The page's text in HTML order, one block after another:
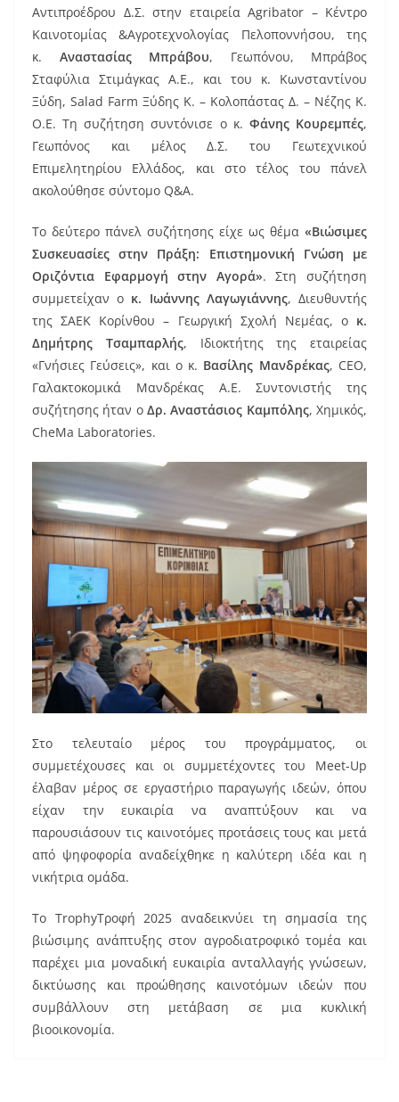
Αντιπροέδρου Δ.Σ. στην εταιρεία Agribator – Κέντρο
Καινοτομίας &Αγροτεχνολογίας Πελοποννήσου, της
κ. Αναστασίας Μπράβου, Γεωπόνου, Μπράβος
Σταφύλια Στιμάγκας Α.Ε., και του κ. Κωνσταντίνου
Ξύδη, Salad Farm Ξύδης Κ. – Κολοπάστας Δ. – Νέζης Κ.
Ο.Ε. Τη συζήτηση συντόνισε ο κ. Φάνης Κουρεμπές,
Γεωπόνος και μέλος Δ.Σ. του Γεωτεχνικού
Επιμελητηρίου Ελλάδος, και στο τέλος του πάνελ
ακολούθησε σύντομο Q&A.
Το δεύτερο πάνελ συζήτησης είχε ως θέμα «Βιώσιμες
Συσκευασίες στην Πράξη: Επιστημονική Γνώση με
Οριζόντια Εφαρμογή στην Αγορά». Στη συζήτηση
συμμετείχαν ο κ. Ιωάννης Λαγωγιάννης, Διευθυντής
της ΣΑΕΚ Κορίνθου – Γεωργική Σχολή Νεμέας, ο κ.
Δημήτρης Τσαμπαρλής, Ιδιοκτήτης της εταιρείας
«Γνήσιες Γεύσεις», και ο κ. Βασίλης Μανδρέκας, CEO,
Γαλακτοκομικά Μανδρέκας Α.Ε. Συντονιστής της
συζήτησης ήταν ο Δρ. Αναστάσιος Καμπόλης, Χημικός,
CheMa Laboratories.
Στο τελευταίο μέρος του προγράμματος, οι
συμμετέχουσες και οι συμμετέχοντες του Meet-Up
έλαβαν μέρος σε εργαστήριο παραγωγής ιδεών, όπου
είχαν την ευκαιρία να αναπτύξουν και να
παρουσιάσουν τις καινοτόμες προτάσεις τους και μετά
από ψηφοφορία αναδείχθηκε η καλύτερη ιδέα και η
νικήτρια ομάδα.
Το TrophyΤροφή 2025 αναδεικνύει τη σημασία της
βιώσιμης ανάπτυξης στον αγροδιατροφικό τομέα και
παρέχει μια μοναδική ευκαιρία ανταλλαγής γνώσεων,
δικτύωσης και προώθησης καινοτόμων ιδεών που
συμβάλλουν στη μετάβαση σε μια κυκλική
βιοοικονομία.